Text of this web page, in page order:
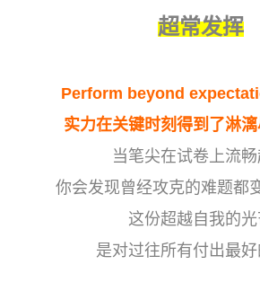
超常发挥
Perform beyond
实力在关键时刻得到了淋
当笔尖在试卷上流
你会发现曾经攻克的难题都
这份超越自我的光
是对过往所有付出最